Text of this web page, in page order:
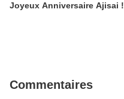
Joyeux Anniversaire Ajisai !
Commentaires